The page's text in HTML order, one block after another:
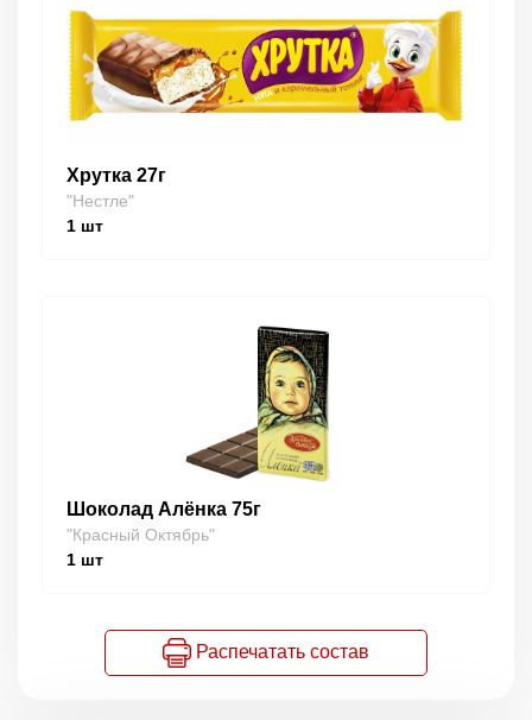
Хрутка 27г
"Нестле"
1 шт
Шоколад Алёнка 75г
"Красный Октябрь"
1 шт
Распечатать состав